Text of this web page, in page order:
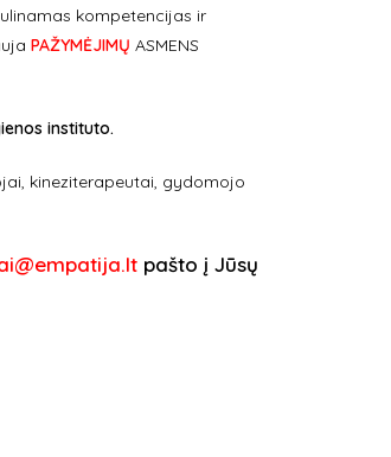
kompetencijas ir
PAŽYMĖJIMŲ ASMENS
instituto.
kineziterapeutai, gydomojo
pašto į Jūsų